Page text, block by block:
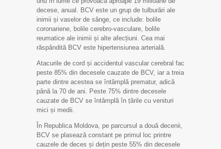
decese, anual. BCV este un grup de tulburări ale
inimii și vaselor de sânge, ce include: bolile
coronariene, bolile cerebro-vasculare, bolile
reumatice ale inimii și alte afecțiuni. Cea mai
răspândită BCV este hipertensiunea arterială.
Atacurile de cord și accidentul vascular cerebral fac
peste 85% din decesele cauzate de BCV, iar a treia
parte dintre acestea se întâmplă prematur, adică
până la 70 de ani. Peste 75% dintre decesele
cauzate de BCV se întâmplă în țările cu venituri
mici și medii.
În Republica Moldova, pe parcursul a două decenii,
BCV se plasează constant pe primul loc printre
cauzele de deces și dețin peste 55% din decesele